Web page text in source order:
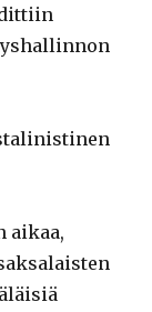
aikaa,